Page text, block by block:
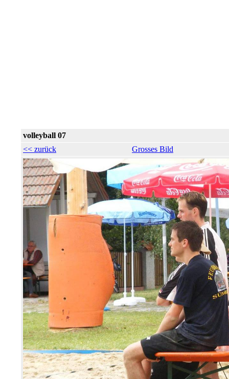
volleyball 07
<< zurück
Grosses Bild